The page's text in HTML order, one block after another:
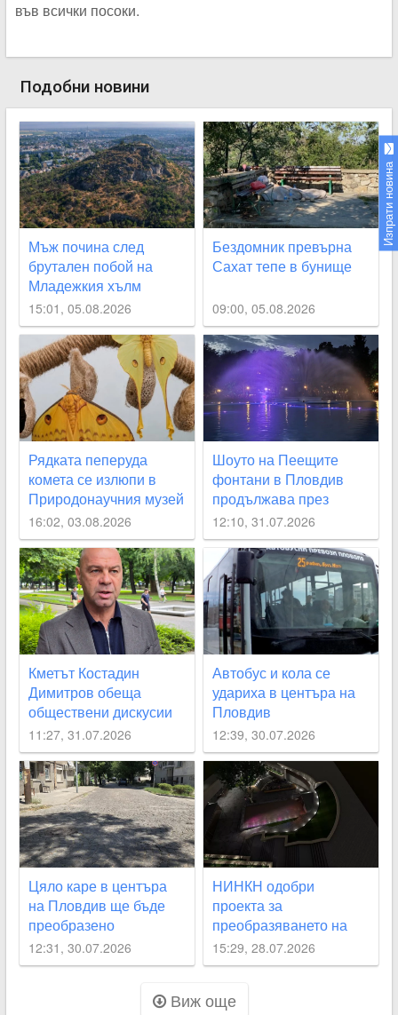
във всички посоки.
Подобни новини
Мъж почина след
брутален побой на
Младежкия хълм
15:01, 05.08.2026
Бездомник превърна
Сахат тепе в бунище
09:00, 05.08.2026
Рядката пеперуда
комета се излюпи в
Природонаучния музей
16:02, 03.08.2026
Шоуто на Пеещите
фонтани в Пловдив
продължава през
август с поредицата
„Открий Пловдив“
12:10, 31.07.2026
Кметът Костадин
Димитров обеща
обществени дискусии
за лифта на
Бунарджика
11:27, 31.07.2026
Автобус и кола се
удариха в центъра на
Пловдив
12:39, 30.07.2026
Цяло каре в центъра
на Пловдив ще бъде
преобразено
12:31, 30.07.2026
НИНКН одобри
проекта за
преобразяването на
подлез
“Археологически“
15:29, 28.07.2026
Виж още
Изпрати новина